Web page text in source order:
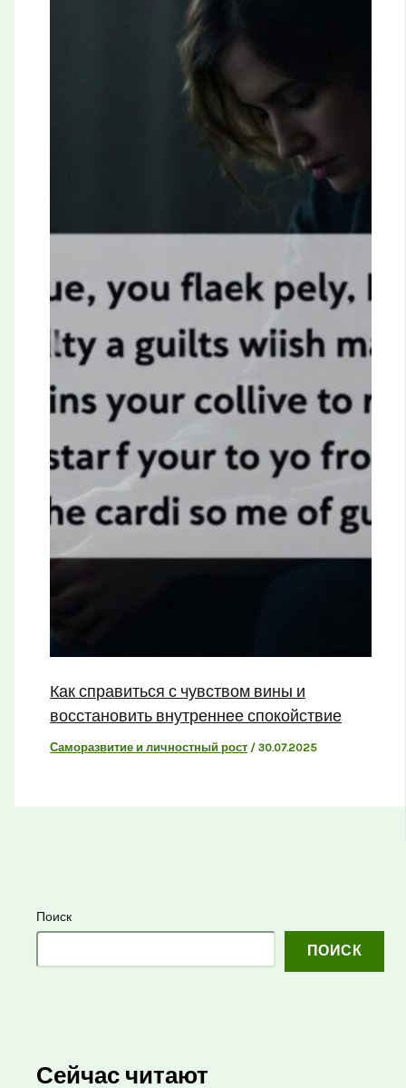
Поиск
ПОИСК
Сейчас читают
Как справиться с чувством вины и
восстановить внутреннее спокойствие
Саморазвитие и личностный рост /30.07.2025